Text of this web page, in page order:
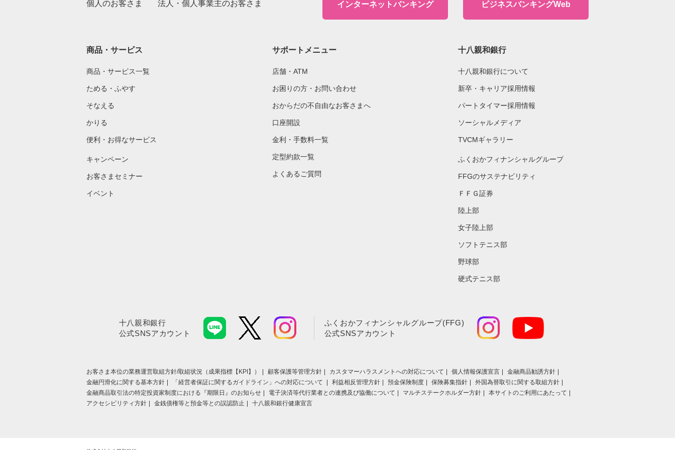
個人のお客さま 法人・個人事業主のお客さま インターネットバンキング ビジネスバンキングWeb
商品・サービス
商品・サービス一覧
ためる・ふやす
そなえる
かりる
便利・お得なサービス
キャンペーン
お客さまセミナー
イベント
サポートメニュー
店舗・ATM
お困りの方・お問い合わせ
おからだの不自由なお客さまへ
口座開設
金利・手数料一覧
定型約款一覧
よくあるご質問
十八親和銀行
十八親和銀行について
新卒・キャリア採用情報
パートタイマー採用情報
ソーシャルメディア
TVCMギャラリー
ふくおかフィナンシャルグループ
FFGのサステナビリティ
ＦＦＧ証券
陸上部
女子陸上部
ソフトテニス部
野球部
硬式テニス部
十八親和銀行
公式SNSアカウント
ふくおかフィナンシャルグループ(FFG)
公式SNSアカウント
お客さま本位の業務運営取組⽅針/取組状況（成果指標【KPI】） 顧客保護等管理方針 カスタマーハラスメントへの対応について 個人情報保護宣言
金融商品勧誘方針
金融円滑化に関する基本方針
「経営者保証に関するガイドライン」への対応について 利益相反管理方針 預金保険制度 保険募集指針
外国為替取引に関する取組方針
金融商品取引法の特定投資家制度における『期限日』のお知らせ
電子決済等代行業者との連携及び協働について マルチステークホルダー方針
本サイトのご利用にあたって
アクセシビリティ方針
金銭債権等と預金等との誤認防止 十八親和銀行健康宣言